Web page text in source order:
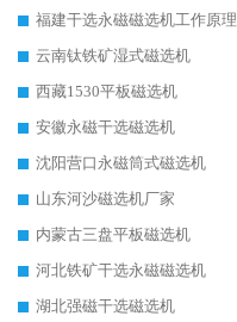
福建干选永磁磁选机工作原理
云南钛铁矿湿式磁选机
西藏1530平板磁选机
安徽永磁干选磁选机
沈阳营口永磁筒式磁选机
山东河沙磁选机厂家
内蒙古三盘平板磁选机
河北铁矿干选永磁磁选机
湖北强磁干选磁选机